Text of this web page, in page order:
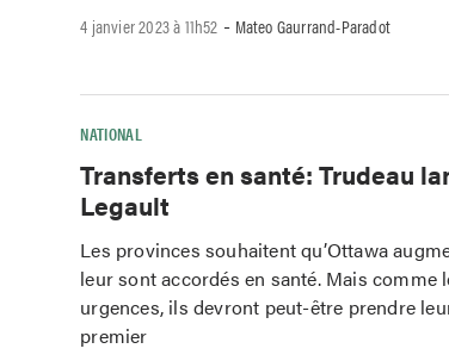
4 janvier 2023 à 11h52 - Mateo Gaurrand-Paradot
NATIONAL
Transferts en santé: Trudeau
Legault
Les provinces souhaitent qu’Ottawa
leur sont accordés en santé. Mais comme
urgences, ils devront peut-être prendre
premier